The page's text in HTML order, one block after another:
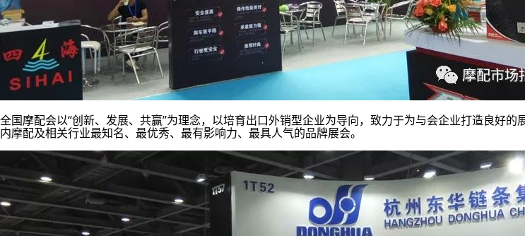
全国摩配会以“创新、发展、共赢”为理念，以培育出口外销型企业为导向，致力于为与会企业打造良好
内摩配及相关行业最知名、最优秀、最有影响力、最具人气的品牌展会。